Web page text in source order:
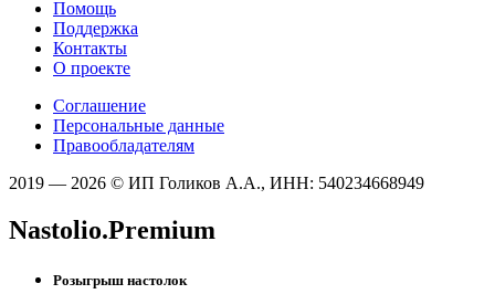
Помощь
Поддержка
Контакты
О проекте
Соглашение
Персональные данные
Правообладателям
2019 — 2026 © ИП Голиков А.А., ИНН: 540234668949
Nastolio.Premium
Розыгрыш настолок